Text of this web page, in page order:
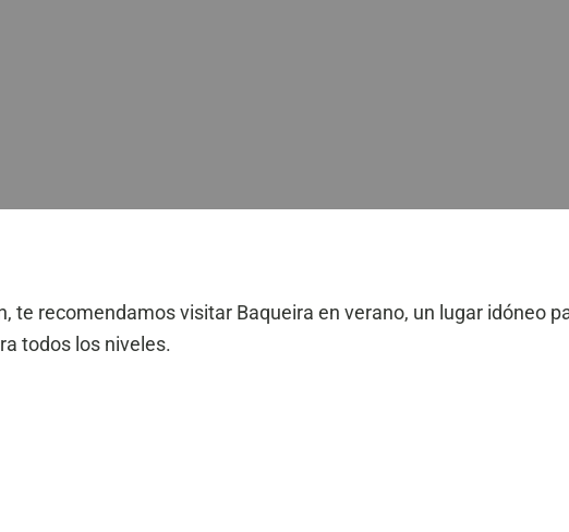
te recomendamos visitar Baqueira en verano, un lugar idóneo
todos los niveles.